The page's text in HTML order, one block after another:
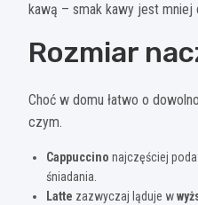
kawą – smak kawy jest mniej
Rozmiar
Choć w domu łatwo o
czym.
Cappuccino najczęściej
śniadania.
Latte zazwyczaj ląduje w